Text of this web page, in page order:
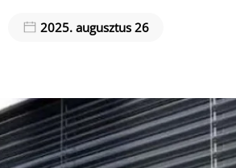
2025. augusztus 26